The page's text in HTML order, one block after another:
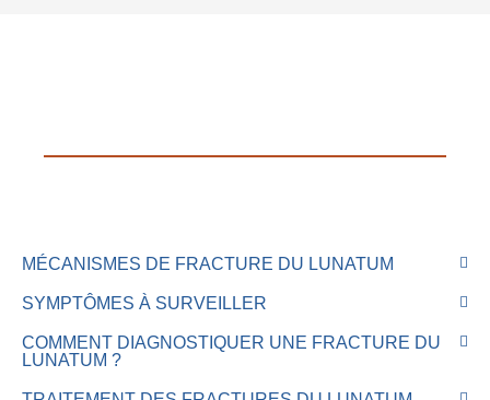
MÉCANISMES DE FRACTURE DU LUNATUM
SYMPTÔMES À SURVEILLER
COMMENT DIAGNOSTIQUER UNE FRACTURE DU
LUNATUM ?